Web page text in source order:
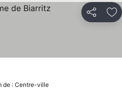
Partager
de : Centre-ville